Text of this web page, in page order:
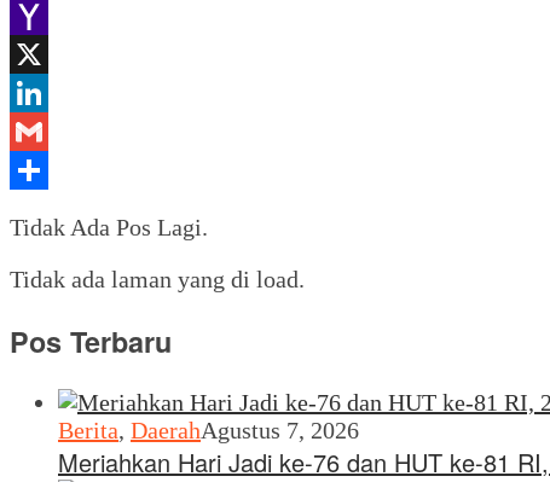
WhatsApp
Yahoo
Mail
X
LinkedIn
Gmail
Tidak Ada Pos Lagi.
Tidak ada laman yang di load.
Pos Terbaru
Berita, DaerahAgustus 7, 2026
Meriahkan Hari Jadi ke-76 dan HUT ke-81